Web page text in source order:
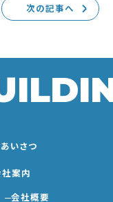
次の記事へ
いさつ
社案内
会社概要